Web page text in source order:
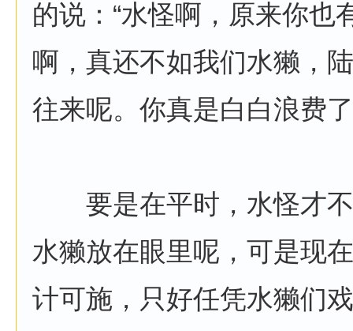
的说：“水怪啊，原来你也
啊，真还不如我们水獭，
往来呢。你真是白白浪费
要是在平时，水怪才不
水獭放在眼里呢，可是现
计可施，只好任凭水獭们